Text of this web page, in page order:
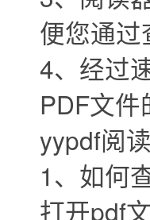
便您通
4、经过
PDF文
yypdf阅
1、如何
打开pdf